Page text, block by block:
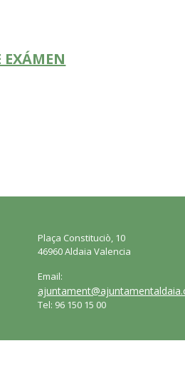
Plaça Constituciò, 10
46960 Aldaia Valencia
Email:
Tel: 96 150 15 00